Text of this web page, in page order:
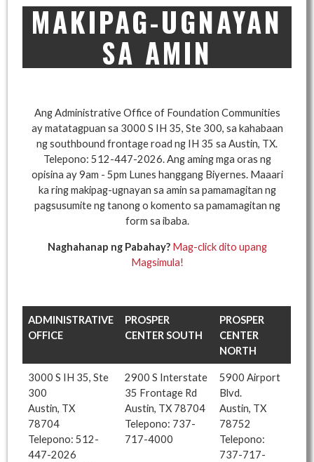
MAKIPAG-UGNAYAN
SA AMIN
Ang Administrative Office of Foundation Communities
ay matatagpuan sa 3000 S IH 35, Ste 300, sa kahabaan
ng southbound frontage road ng IH 35 sa Austin, TX.
Telepono: 512-447-2026. Ang aming mga oras ng
opisina ay 9am - 5pm Lunes hanggang Biyernes. Maaari
ka ring makipag-ugnayan sa amin sa pamamagitan ng
pagsusumite ng tanong o komento sa pamamagitan ng
form sa ibaba.
Naghahanap ng Pabahay? Mag-click dito upang
Magsimula!
ADMINISTRATIVE
OFFICE
PROSPER
CENTER SOUTH
PROSPER
CENTER
NORTH
3000 S IH 35, Ste
300
Austin, TX
78704
Telepono: 512-
447-2026
2900 S Interstate
35 Frontage Rd
Austin, TX 78704
Telepono: 737-
717-4000
5900 Airport
Blvd.
Austin, TX
78752
Telepono:
737-717-